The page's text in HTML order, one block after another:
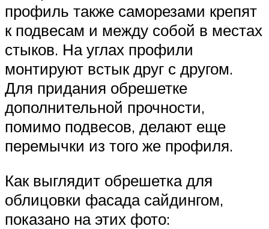
профиль также саморезами крепят
к подвесам и между собой в местах
стыков. На углах профили
монтируют встык друг с другом.
Для придания обрешетке
дополнительной прочности,
помимо подвесов, делают еще
перемычки из того же профиля.
Как выглядит обрешетка для
облицовки фасада сайдингом,
показано на этих фото: